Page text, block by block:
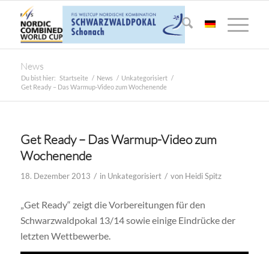
News
Du bist hier: Startseite / News / Unkategorisiert /
Get Ready – Das Warmup-Video zum Wochenende
Get Ready – Das Warmup-Video zum
Wochenende
18. Dezember 2013 / in Unkategorisiert / von Heidi Spitz
„Get Ready“ zeigt die Vorbereitungen für den
Schwarzwaldpokal 13/14 sowie einige Eindrücke der
letzten Wettbewerbe.